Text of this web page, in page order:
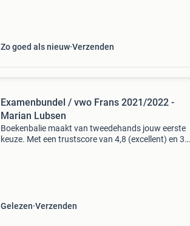
Zo goed als nieuw Verzenden
Examenbundel / vwo Frans 2021/2022 -
Marian Lubsen
Boekenbalie maakt van tweedehands jouw eerste
keuze. Met een trustscore van 4,8 (excellent) en 30
Gelezen Verzenden